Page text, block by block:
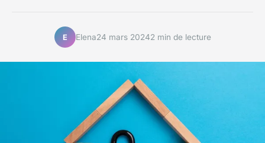
E Elena24 mars 20242 min de lecture